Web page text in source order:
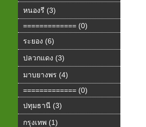
หนองรี (3)
============= (0)
ระยอง (6)
ปลวกแดง (3)
มาบยางพร (4)
============= (0)
ปทุมธานี (3)
กรุงเทพ (1)